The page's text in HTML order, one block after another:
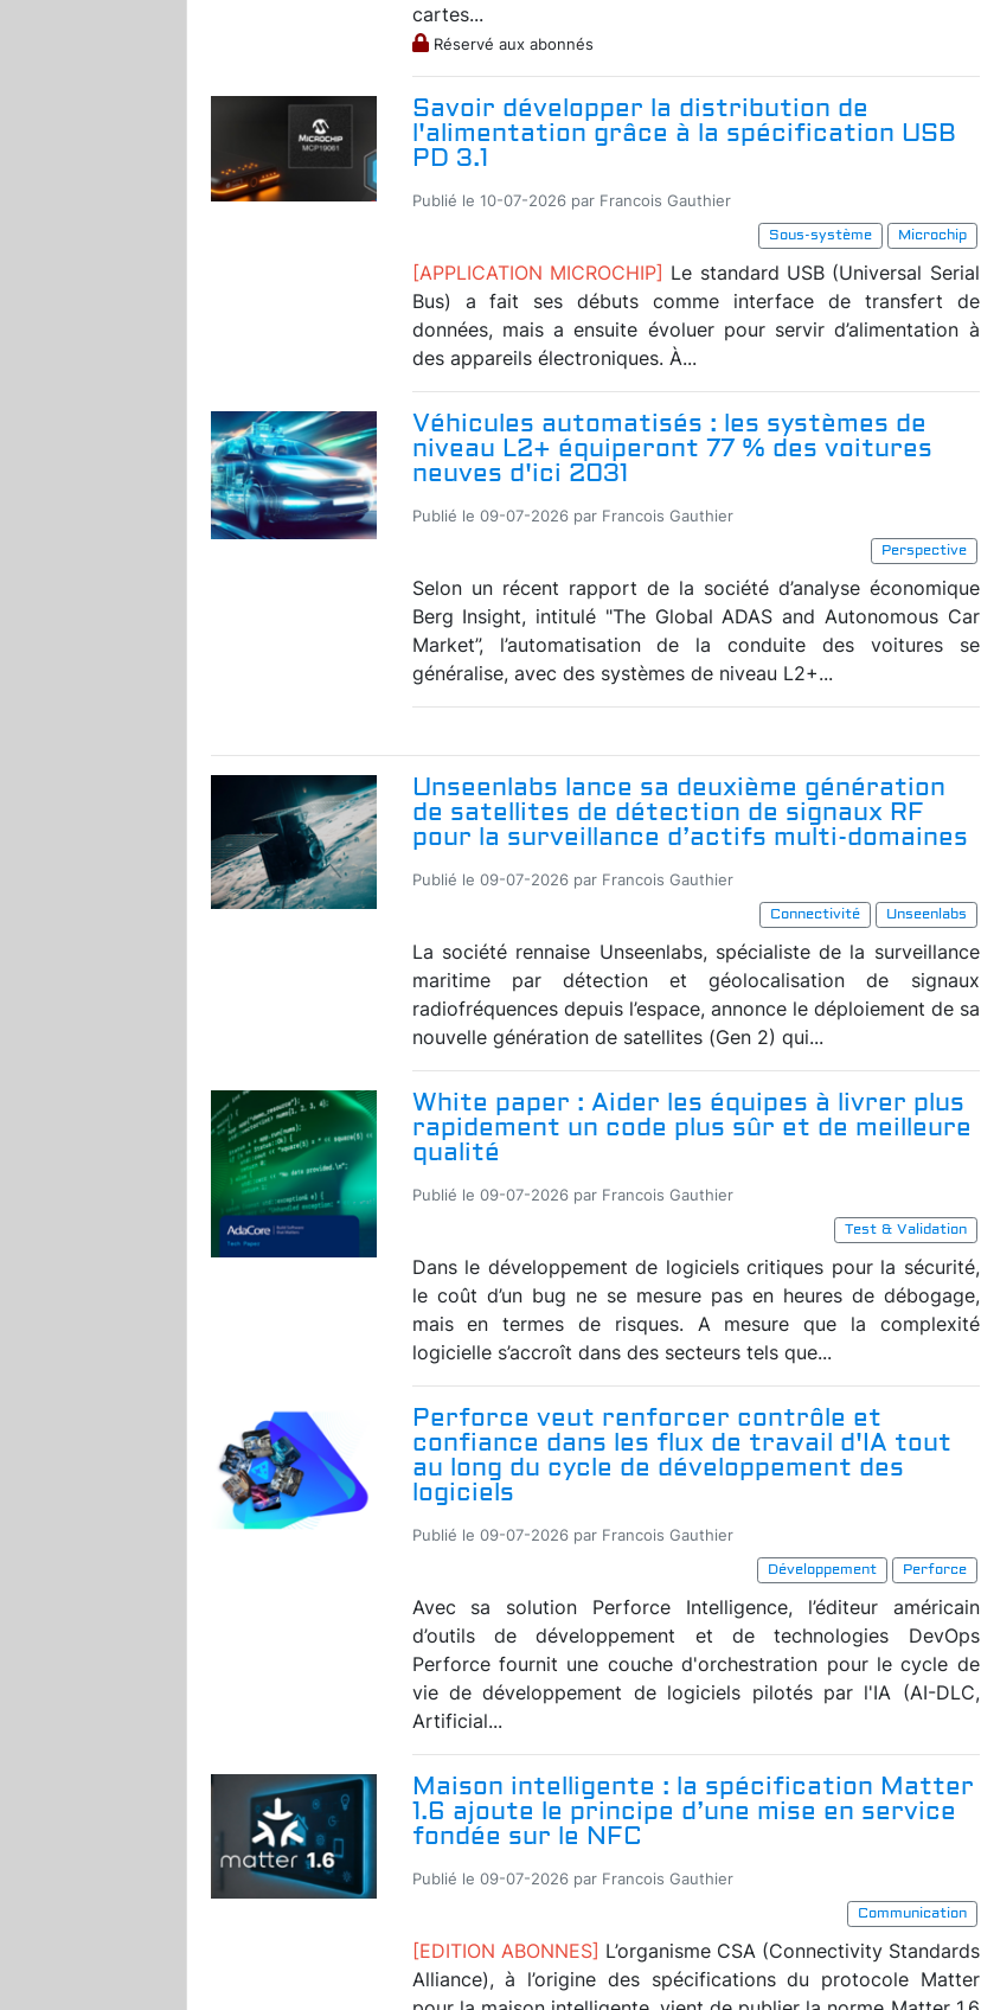
cartes...
Réservé aux abonnés
Savoir développer la distribution de
l'alimentation grâce à la spécification USB
PD 3.1
Publié le 10-07-2026 par Francois Gauthier
Sous-système
Microchip
[APPLICATION MICROCHIP] Le standard USB (Universal Serial
Bus) a fait ses débuts comme interface de transfert de
données, mais a ensuite évoluer pour servir d’alimentation à
des appareils électroniques. À...
Véhicules automatisés : les systèmes de
niveau L2+ équiperont 77 % des voitures
neuves d'ici 2031
Publié le 09-07-2026 par Francois Gauthier
Perspective
Selon un récent rapport de la société d’analyse économique
Berg Insight, intitulé "The Global ADAS and Autonomous Car
Market”, l’automatisation de la conduite des voitures se
généralise, avec des systèmes de niveau L2+...
Unseenlabs lance sa deuxième génération
de satellites de détection de signaux RF
pour la surveillance d’actifs multi-domaines
Publié le 09-07-2026 par Francois Gauthier
Connectivité
Unseenlabs
La société rennaise Unseenlabs, spécialiste de la surveillance
maritime par détection et géolocalisation de signaux
radiofréquences depuis l’espace, annonce le déploiement de sa
nouvelle génération de satellites (Gen 2) qui...
White paper : Aider les équipes à livrer plus
rapidement un code plus sûr et de meilleure
qualité
Publié le 09-07-2026 par Francois Gauthier
Test & Validation
Dans le développement de logiciels critiques pour la sécurité,
le coût d’un bug ne se mesure pas en heures de débogage,
mais en termes de risques. A mesure que la complexité
logicielle s’accroît dans des secteurs tels que...
Perforce veut renforcer contrôle et
confiance dans les flux de travail d'IA tout
au long du cycle de développement des
logiciels
Publié le 09-07-2026 par Francois Gauthier
Développement
Perforce
Avec sa solution Perforce Intelligence, l’éditeur américain
d’outils de développement et de technologies DevOps
Perforce fournit une couche d'orchestration pour le cycle de
vie de développement de logiciels pilotés par l'IA (AI-DLC,
Artificial...
Maison intelligente : la spécification Matter
1.6 ajoute le principe d’une mise en service
fondée sur le NFC
Publié le 09-07-2026 par Francois Gauthier
Communication
[EDITION ABONNES] L’organisme CSA (Connectivity Standards
Alliance), à l’origine des spécifications du protocole Matter